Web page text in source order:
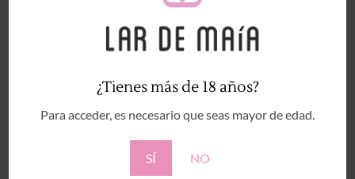
¿Tienes más de 18 años?
Para acceder, es necesario que seas mayor de edad.
SÍ NO
Deja una respuesta
Tu dirección de correo electrónico no será publicada.